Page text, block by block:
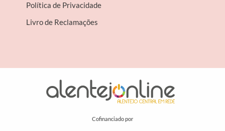
Política de Privacidade
Livro de Reclamações
Cofinanciado por